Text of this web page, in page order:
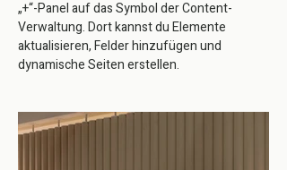
„+“-Panel auf das Symbol der Content-
Verwaltung. Dort kannst du Elemente
aktualisieren, Felder hinzufügen und
dynamische Seiten erstellen.